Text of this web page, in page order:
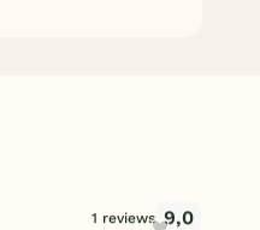
1 reviews 9,0